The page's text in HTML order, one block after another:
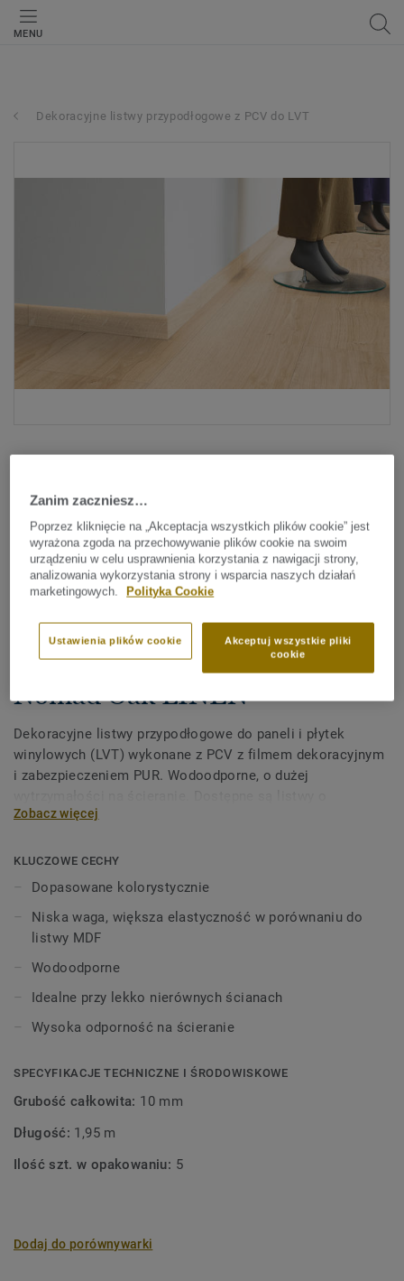
MENU
Dekoracyjne listwy przypodłogowe z PCV do LVT
Sprawdź wszystkie wzory (372)
Dekoracyjne listwy
przypodłogowe z PCV do LVT -
Nomad Oak LINEN
Dekoracyjne listwy przypodłogowe do paneli i płytek
winylowych (LVT) wykonane z PCV z filmem dekoracyjnym
i zabezpieczeniem PUR. Wodoodporne, o dużej
wysokości 60 mm i długości 2,02 m, w kolorach
winylowych. Dekoracyjne listwy przypodłogowe są
kompatybilne ze wszystkimi podłogami LVT Tarkett (Glue-
Down, Click i Loose-Lay).
Zobacz więcej
KLUCZOWE CECHY
Dopasowane kolorystycznie
Niska waga, większa elastyczność w porównaniu do
listwy MDF
Wodoodporne
Idealne przy lekko nierównych ścianach
Wysoka odporność na ścieranie
SPECYFIKACJE TECHNICZNE I ŚRODOWISKOWE
Grubość całkowita: 10 mm
Długość: 1,95 m
Ilość szt. w opakowaniu: 5
Dodaj do porównywarki
Zanim zaczniesz…
Poprzez kliknięcie na „Akceptacja wszystkich plików cookie” jest
wyrażona zgoda na przechowywanie plików cookie na swoim
urządzeniu w celu usprawnienia korzystania z nawigacji strony,
analizowania wykorzystania strony i wsparcia naszych działań
marketingowych.
Polityka Cookie
Akceptuj wszystkie pliki
cookie
Ustawienia plików cookie